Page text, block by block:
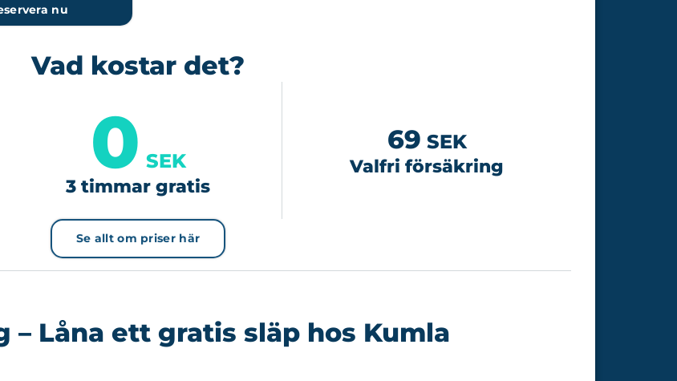
nu
Vad kostar det?
0 SEK
3 timmar gratis
69 SEK
Valfri försäkring
Se allt om priser här
– Låna ett gratis släp hos Kumla